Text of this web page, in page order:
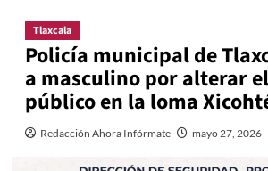
Tlaxcala
Policía municipal de
a masculino por alterar
público en la loma
Redacción Ahora Infórmate mayo 27, 2026